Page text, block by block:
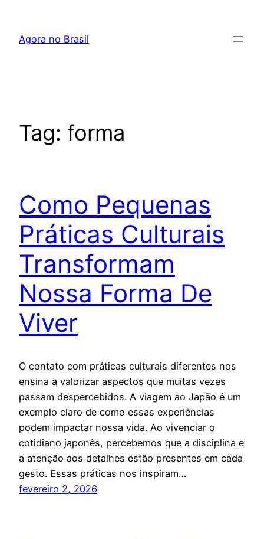
Agora no Brasil
Tag: forma
Como Pequenas
Práticas Culturais
Transformam
Nossa Forma De
Viver
O contato com práticas culturais diferentes nos
ensina a valorizar aspectos que muitas vezes
passam despercebidos. A viagem ao Japão é um
exemplo claro de como essas experiências
podem impactar nossa vida. Ao vivenciar o
cotidiano japonês, percebemos que a disciplina e
a atenção aos detalhes estão presentes em cada
gesto. Essas práticas nos inspiram…
fevereiro 2, 2026